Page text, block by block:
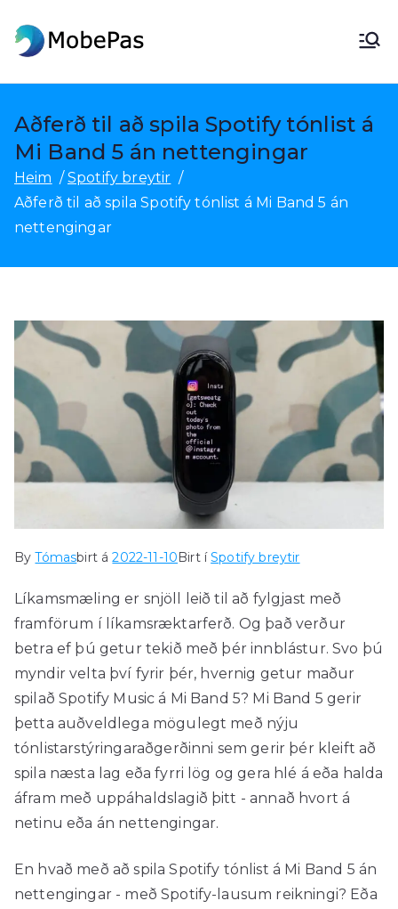
efni
MobePas staðsetningarbreyting,
Aðferð til að spila Spotify tónlist á
Mi Band 5 án nettengingar
Heim
Spotify breytir
Aðferð til að spila Spotify tónlist á Mi Band 5 án
nettengingar
ByTómasbirt á2022-11-10Birt íSpotify breytir
Líkamsmæling er snjöll leið til að fylgjast með
framförum í líkamsræktarferð. Og það verður
betra ef þú getur tekið með þér innblástur. Svo þú
myndir velta því fyrir þér, hvernig getur maður
spilað Spotify Music á Mi Band 5? Mi Band 5 gerir
þetta auðveldlega mögulegt með nýju
tónlistarstýringaraðgerðinni sem gerir þér kleift að
spila næsta lag eða fyrri lög og gera hlé á eða halda
áfram með uppáhaldslagið þitt - annað hvort á
netinu eða án nettengingar.
En hvað með að spila Spotify tónlist á Mi Band 5 án
nettengingar - með Spotify-lausum reikningi? Eða